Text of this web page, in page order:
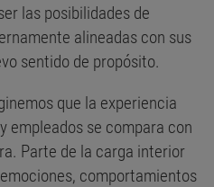
las posibilidades de
alineadas con sus
sentido de propósito.
que la experiencia
empleados se compara con
Parte de la carga interior
comportamientos